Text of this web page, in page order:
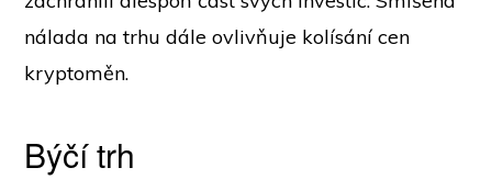
nálada na trhu dále ovlivňuje kolísání cen
kryptoměn.
Býčí trh